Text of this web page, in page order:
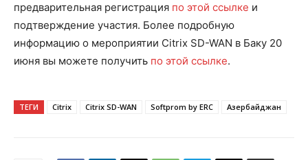
предварительная регистрация по этой ссылке и
подтверждение участия. Более подробную
информацию о мероприятии Citrix SD-WAN в Баку 20
июня вы можете получить по этой ссылке.
ТЕГИ Citrix Citrix SD-WAN Softprom by ERC Азербайджан